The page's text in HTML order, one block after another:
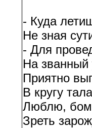
- Куда
Не зная
- Для
На званный
Приятно
В кругу
Люблю,
Зреть